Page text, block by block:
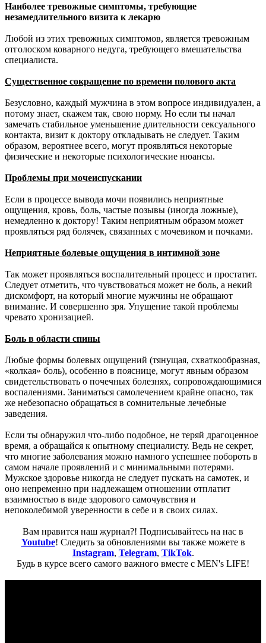
Наиболее тревожные симптомы, требующие
незамедлительного визита к лекарю
Любой из этих тревожных симптомов, является тревожным
отголоском коварного недуга, требующего вмешательства
специалиста.
Существенное сокращение по времени полового акта
Безусловно, каждый мужчина в этом вопросе индивидуален, а
потому знает, скажем так, свою норму. Но если ты начал
замечать стабильное уменьшение длительности сексуального
контакта, визит к доктору откладывать не следует. Таким
образом, вероятнее всего, могут проявляться некоторые
физические и некоторые психологические нюансы.
Проблемы при мочеиспускании
Если в процессе вывода мочи появились неприятные
ощущения, кровь, боль, частые позывы (иногда ложные),
немедленно к доктору! Таким неприятным образом может
проявляться ряд болячек, связанных с мочевиком и почками.
Неприятные болевые ощущения в интимной зоне
Так может проявляться воспалительный процесс и простатит.
Следует отметить, что чувствоваться может не боль, а некий
дискомфорт, на который многие мужчины не обращают
внимание. И совершенно зря. Упущение такой проблемы
чревато хронизацией.
Боль в области спины
Любые формы болевых ощущений (тянущая, схваткообразная,
«колкая» боль), особенно в пояснице, могут явным образом
свидетельствовать о почечных болезнях, сопровождающимися
воспалениями. Заниматься самолечением крайне опасно, так
же небезопасно обращаться в сомнительные лечебные
заведения.
Если ты обнаружил что-либо подобное, не теряй драгоценное
время, а обращайся к опытному специалисту. Ведь не секрет,
что многие заболевания можно намного успешнее побороть в
самом начале проявлений и с минимальными потерями.
Мужское здоровье никогда не следует пускать на самотек, и
оно непременно при надлежащем отношении отплатит
взаимностью в виде здорового самочувствия и
непоколебимой уверенности в себе и в своих силах.
Вам нравится наш журнал?! Подписывайтесь на нас в
Youtube! Следить за обновлениями вы также можете в
Instagram, Telegram, TikTok.
Будь в курсе всего самого важного вместе с MEN's LIFE!